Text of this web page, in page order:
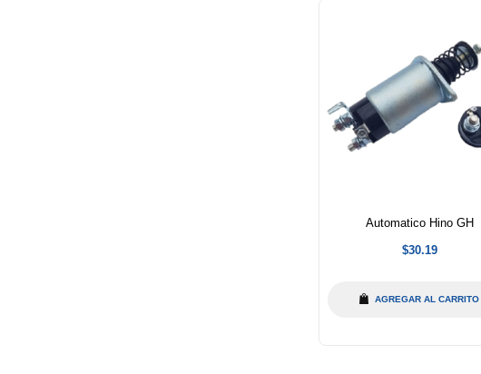
Automatico Hino GH
Precio
$30.19
AGREGAR AL CARRITO